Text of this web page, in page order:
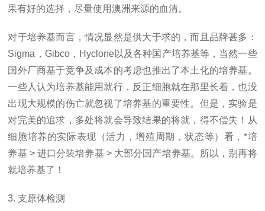
果有好的选择，尽量使用澳洲来源的血清。
对于培养基而言，情况显然是供大于求的，而且品牌甚多：
Sigma，Gibco，Hyclone以及各种国产培养基等，当然一些
国外厂商基于竞争及成本的考虑也推出了本土化的培养基。
一些人认为培养基能用就行，反正细胞就在那里长着，也没
出现大规模的伤亡就忽视了培养基的重要性。但是，实验是
对完美的追求，多处将就会导致结果的将就，得不偿失！从
细胞培养的实际表现（活力，增殖周期，状态等）看，*培
养基 > 进口分装培养基 > 大部分国产培养基。所以，别再将
就培养基了！
3. 支原体检测